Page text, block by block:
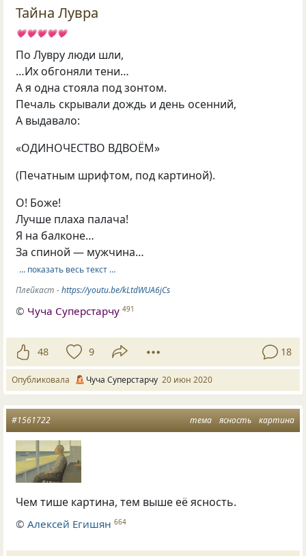
Тайна Лувра
💗💗💗💗💗
По Лувру люди шли,
…Их обгоняли тени…
А я одна стояла под зонтом.
Печаль скрывали дождь и день осенний,
А выдавало:
«ОДИНОЧЕСТВО ВДВОЁМ»
(Печатным шрифтом, под картиной).
О! Боже!
Лучше плаха палача!
Я на балконе…
За спиной — мужчина…
… показать весь текст …
Плейкаст -https://youtu.be/kLtdWUA6jCs
© Чуча Суперстарчу 491
48 9 18
Опубликовала Чуча Суперстарчу 20 июн 2020
тема ясность картина
#1561722
Чем тише картина, тем выше её ясность.
©Алексей Егишян 664